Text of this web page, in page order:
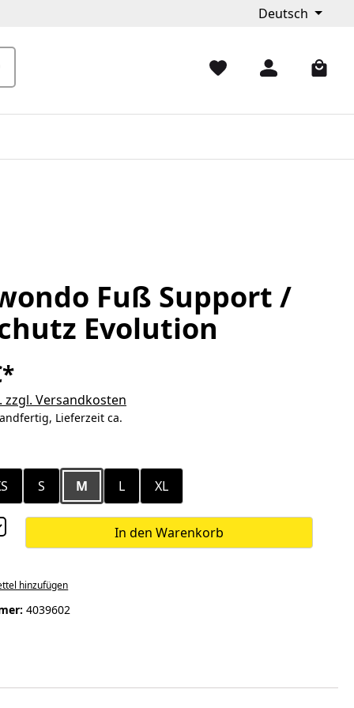
Deutsch
Fuß Support /
Evolution
zzgl. Versandkosten
Lieferzeit ca.
S M L XL
In den Warenkorb
hinzufügen
4039602